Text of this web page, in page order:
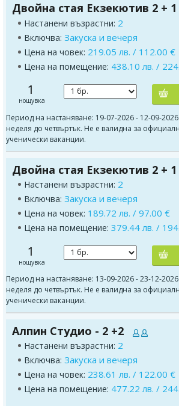
Двойна стая Екзекютив 2 + 1
Настанени възрастни: 2
Включва: Закуска и вечеря
Цена на човек: 219.05 лв. / 112.00 €
Цена на помещение: 438.10 лв. /
1
нощувка
Период на настаняване: 19-07-2026 - 12-09-
неделя до четвъртък. Не е валидна за
ученически ваканции.
Двойна стая Екзекютив 2 + 1
Настанени възрастни: 2
Включва: Закуска и вечеря
Цена на човек: 189.72 лв. / 97.00 €
Цена на помещение: 379.44 лв. /
1
нощувка
Период на настаняване: 13-09-2026 - 23-12-
неделя до четвъртък. Не е валидна за
ученически ваканции.
Алпин Студио - 2 +2
Настанени възрастни: 2
Включва: Закуска и вечеря
Цена на човек: 238.61 лв. / 122.00 €
Цена на помещение: 477.22 лв. /